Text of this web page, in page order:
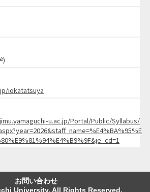
)
iokatatsuya
u.ac.jp/Portal/Public/Syllabus/
お問い合わせ
University. All Rights Reserved.